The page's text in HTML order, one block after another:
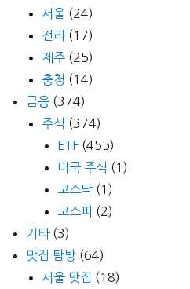
서울 (24)
전라(17)
제주 (25)
충청 (14)
금융 (374)
주식 (374)
ETF (455)
미국 주식 (1)
코스닥 (1)
코스피 (2)
기타(3)
맛집 탐방 (64)
서울 맛집 (18)